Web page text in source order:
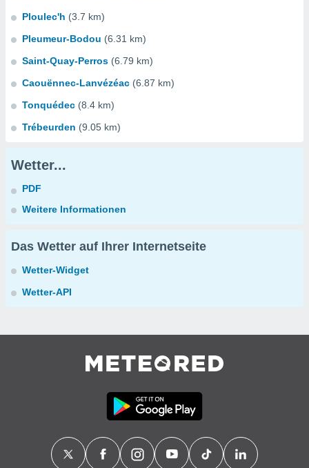
Ploulec'h (3.7 km)
Pleumeur-Bodou (6.31 km)
Saint-Quay-Perros (6.79 km)
Caouënnec-Lanvézéac (6.87 km)
Tonquédec (8.4 km)
Trébeurden (9.05 km)
Wetter...
PDF
Weitere Informationen
Das Wetter auf Ihrer Internetseite
Wetter-Widget
Wetter-API